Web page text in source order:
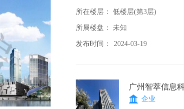
所在楼层： 低楼层(第3层)
所属楼盘： 未知
发布时间： 2024-03-19
广州智萃信息
企业